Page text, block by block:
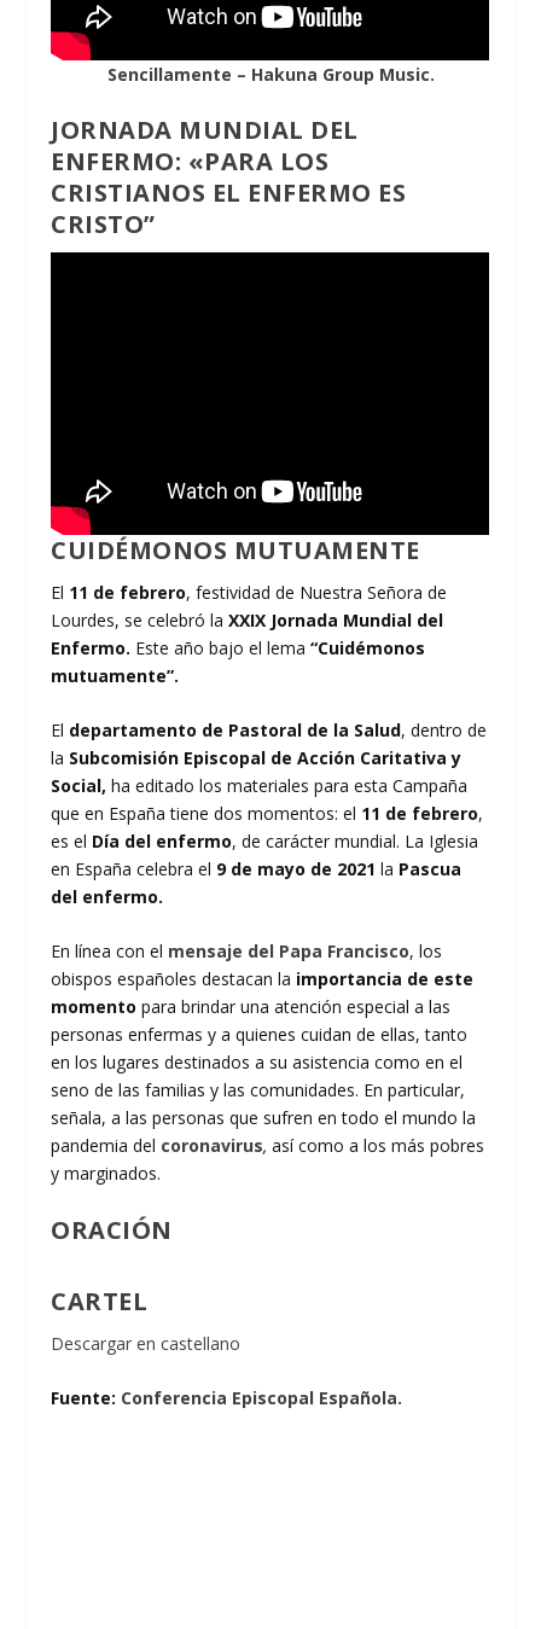
Sencillamente – Hakuna Group Music.
JORNADA MUNDIAL DEL
ENFERMO: «PARA LOS
CRISTIANOS EL ENFERMO ES
CRISTO”
CUIDÉMONOS MUTUAMENTE
El 11 de febrero, festividad de Nuestra Señora de
Lourdes, se celebró laXXIX Jornada Mundial del
Enfermo. Este año bajo el lema“Cuidémonos
mutuamente”.
El departamento de Pastoral de la Salud, dentro de
la Subcomisión Episcopal de Acción Caritativa y
Social, ha editado los materiales para esta Campaña
que en España tiene dos momentos: el 11 de febrero,
es el Día del enfermo, de carácter mundial. La Iglesia
en España celebra el 9 de mayo de 2021la Pascua
del enfermo.
En línea con el mensaje del Papa Francisco, los
obispos españoles destacan la importancia de este
momento para brindar una atención especial a las
personas enfermas y a quienes cuidan de ellas, tanto
en los lugares destinados a su asistencia como en el
seno de las familias y las comunidades. En particular,
señala, a las personas que sufren en todo el mundo la
pandemia del coronavirus, así como a los más pobres
y marginados.
ORACIÓN
CARTEL
Descargar en castellano
Fuente: Conferencia Episcopal Española.